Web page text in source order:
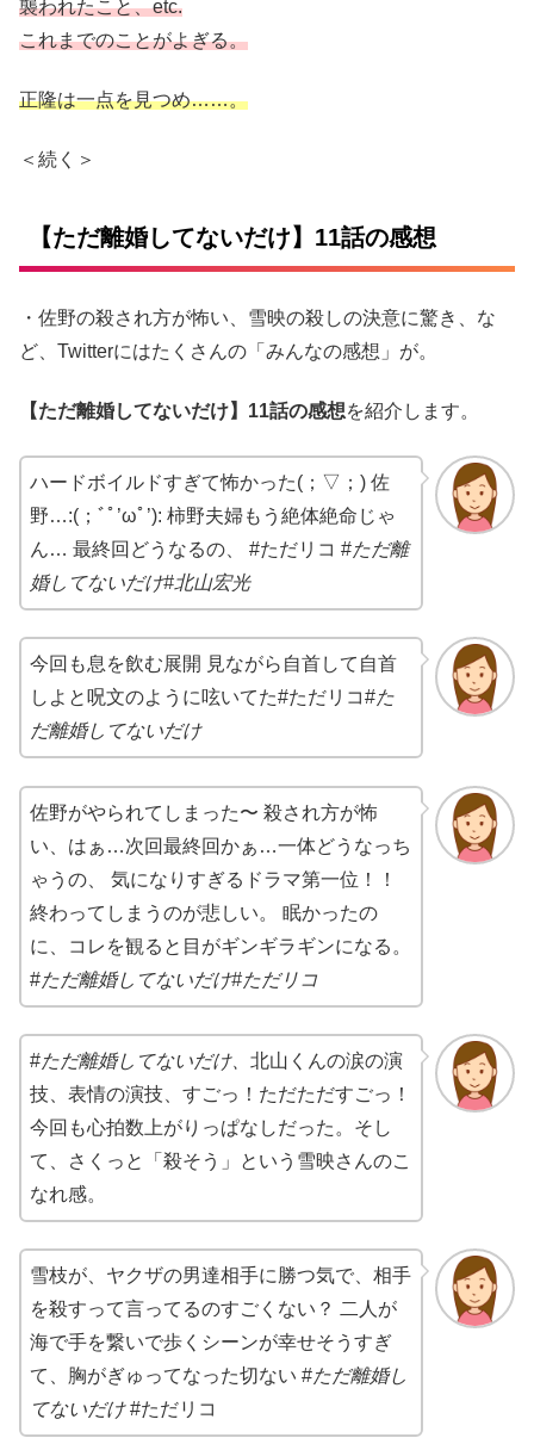
襲われたこと、etc.
これまでのことがよぎる。
正隆は一点を見つめ……。
＜続く＞
【ただ離婚してないだけ】11話の感想
・佐野の殺され方が怖い、雪映の殺しの決意に驚き、な
ど、Twitterにはたくさんの「みんなの感想」が。
【ただ離婚してないだけ】11話の感想を紹介します。
ハードボイルドすぎて怖かった(；▽；) 佐
野…:(；ﾞﾟ’ωﾟ’): 柿野夫婦もう絶体絶命じゃ
ん… 最終回どうなるの、 #ただリコ #ただ離
婚してないだけ#北山宏光
今回も息を飲む展開 見ながら自首して自首
しよと呪文のように呟いてた#ただリコ#た
だ離婚してないだけ
佐野がやられてしまった〜 殺され方が怖
い、はぁ…次回最終回かぁ…一体どうなっち
ゃうの、 気になりすぎるドラマ第一位！！
終わってしまうのが悲しい。 眠かったの
に、コレを観ると目がギンギラギンになる。
#ただ離婚してないだけ#ただリコ
#ただ離婚してないだけ、 北山くんの涙の演
技、表情の演技、すごっ！ただただすごっ！
今回も心拍数上がりっぱなしだった。そし
て、さくっと「殺そう」という雪映さんのこ
なれ感。
雪枝が、ヤクザの男達相手に勝つ気で、相手
を殺すって言ってるのすごくない？ 二人が
海で手を繋いで歩くシーンが幸せそうすぎ
て、胸がぎゅってなった切ない #ただ離婚し
てないだけ#ただリコ